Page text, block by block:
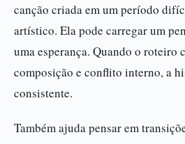
canção criada em um período
artístico. Ela pode carregar um
uma esperança. Quando o roteiro
composição e conflito interno, a
consistente.
Também ajuda pensar em